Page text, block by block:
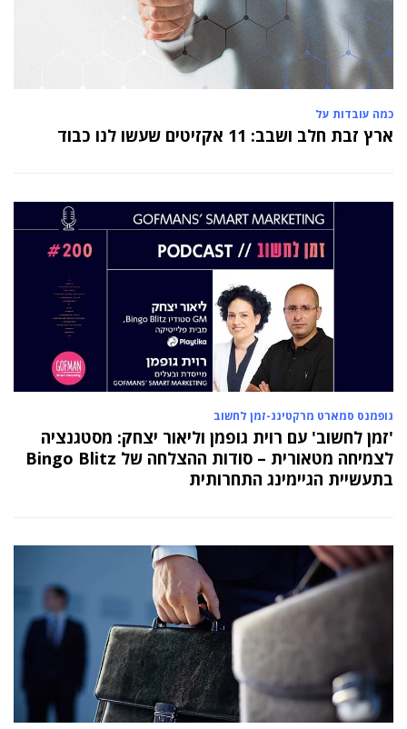
כמה עובדות על
ארץ זבת חלב ושבב: 11 אקזיטים שעשו לנו כבוד
גופמנס סמארט מרקטינג-זמן לחשוב
'זמן לחשוב' עם רוית גופמן וליאור יצחק: מסטגנציה
לצמיחה מטאורית – סודות ההצלחה של Bingo Blitz
בתעשיית הגיימינג התחרותית